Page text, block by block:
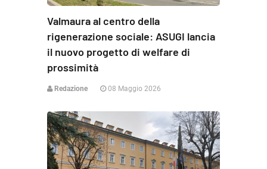
Valmaura al centro della
rigenerazione sociale: ASUGI lancia
il nuovo progetto di welfare di
prossimità
Redazione 08 Maggio 2026